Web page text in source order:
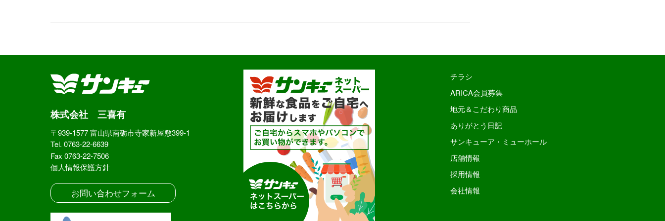
株式会社 三喜有
〒939-1577 富山県南砺市寺家新屋敷399-1
Tel. 0763-22-6639
Fax 0763-22-7506
個人情報保護方針
お問い合わせフォーム
チラシ
ARICA会員募集
地元＆こだわり商品
ありがとう日記
サンキューア・ミューホール
店舗情報
採用情報
会社情報